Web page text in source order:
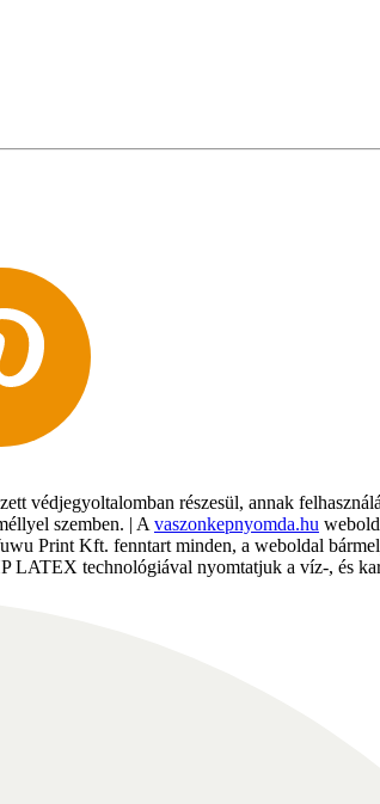
védjegyoltalomban részesül, annak
szemben. | A vaszonkepnyomda.hu
Print Kft. fenntart minden, a weboldal
LATEX technológiával nyomtatjuk a víz-, és